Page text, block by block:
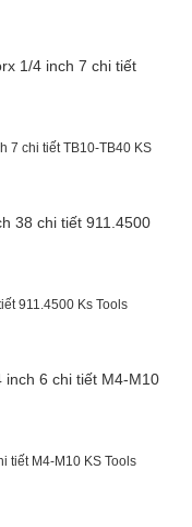
7 chi tiết TB10-TB40 KS
911.4500 Ks Tools
tiết M4-M10 KS Tools